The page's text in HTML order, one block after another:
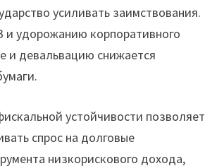
усиливать заимствования.
удорожанию корпоративного
и девальвацию снижается
устойчивости позволяет
спрос на долговые
низкорискового дохода,